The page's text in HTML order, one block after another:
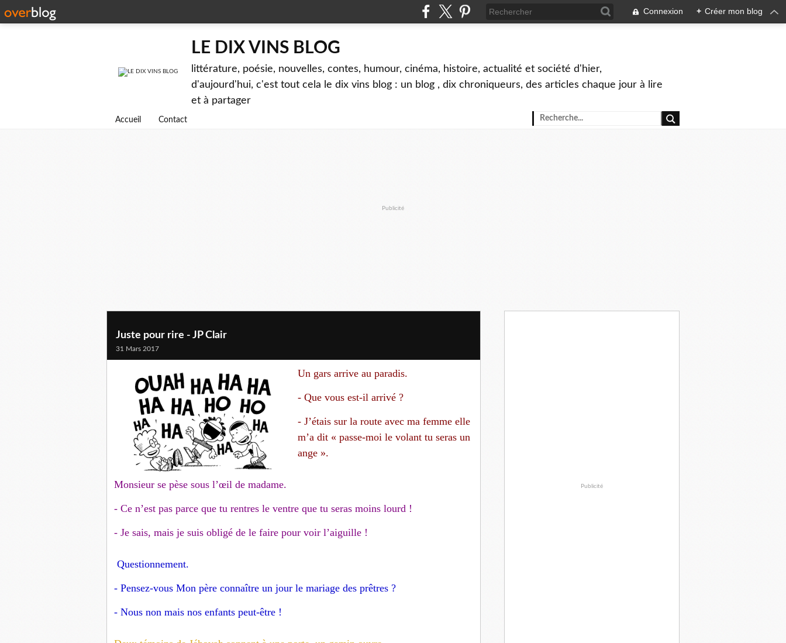
Connexion + Créer mon blog
LE DIX VINS BLOG
littérature, poésie, nouvelles, contes, humour, cinéma, histoire, actualité et société d'hier,
d'aujourd'hui, c'est tout cela le dix vins blog : un blog , dix chroniqueurs, des articles chaque jour à lire
et à partager
Accueil Contact
Publicité
Juste pour rire - JP Clair
31 Mars 2017
Un gars arrive au paradis.
- Que vous est-il arrivé ?
- J’étais sur la route avec ma femme elle
m’a dit « passe-moi le volant tu seras un
ange ».
Monsieur se pèse sous l’œil de madame.
- Ce n’est pas parce que tu rentres le ventre que tu seras moins lourd !
- Je sais, mais je suis obligé de le faire pour voir l’aiguille !
Questionnement.
- Pensez-vous Mon père connaître un jour le mariage des prêtres ?
- Nous non mais nos enfants peut-être !
Publicité